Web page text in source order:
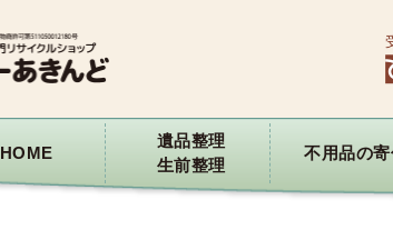
HOME
遺品整理
生前整理
不用品の